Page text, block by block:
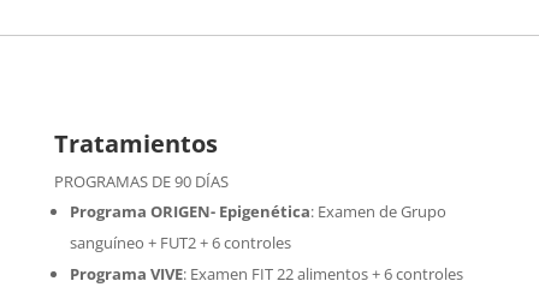
Tratamientos
PROGRAMAS DE 90 DÍAS
Programa ORIGEN- Epigenética:Examen de Grupo
sanguíneo + FUT2 + 6 controles
Programa VIVE: Examen FIT 22 alimentos + 6 controles